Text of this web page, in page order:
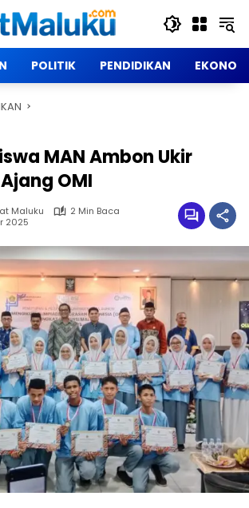
POLITIK PENDIDIKAN
MAN Ambon Ukir
OMI
Maluku
2 Min Baca
2025